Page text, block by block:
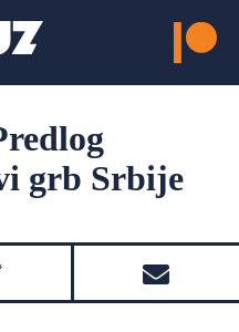
grb Srbije